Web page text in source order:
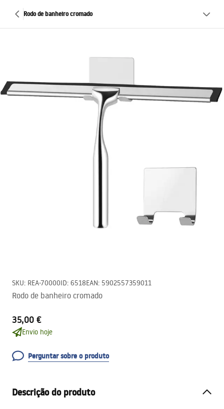
Rodo de banheiro cromado
SKU: REA-70000ID: 6518EAN: 5902557359011
Rodo de banheiro cromado
35,00 €
Envio hoje
Perguntar sobre o produto
Descrição do produto